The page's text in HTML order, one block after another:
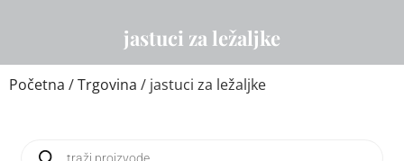
jastuci za ležaljke
Početna /Trgovina / jastuci za ležaljke